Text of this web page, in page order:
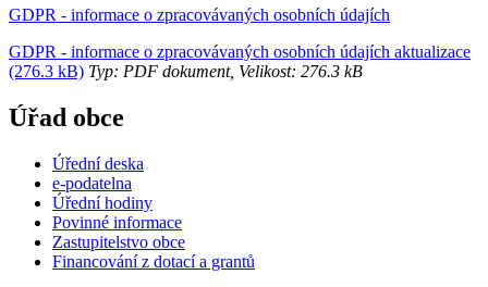
GDPR - informace o zpracovávaných osobních údajích
GDPR - informace o zpracovávaných osobních údajích aktualizace
(276.3 kB) Typ: PDF dokument, Velikost: 276.3 kB
Úřad obce
Úřední deska
e-podatelna
Úřední hodiny
Povinné informace
Zastupitelstvo obce
Financování z dotací a grantů